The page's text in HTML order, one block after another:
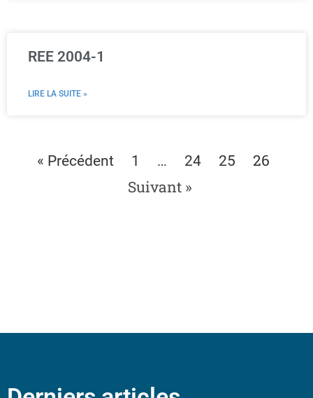
REE 2004-1
LIRE LA SUITE »
« Précédent 1 … 24 25
26
Suivant »